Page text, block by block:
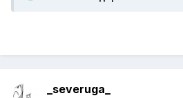
_severuga_